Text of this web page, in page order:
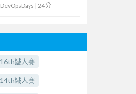
DevOpsDays | 24 分
16th鐵人賽
14th鐵人賽